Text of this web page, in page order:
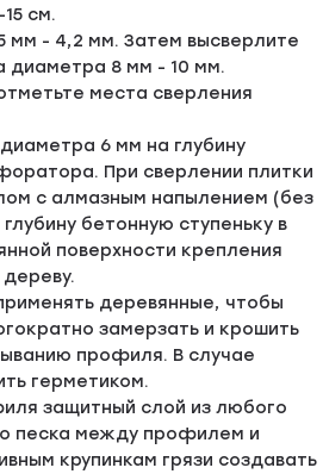
см.
мм - 4,2 мм. Затем высверлите
диаметра 8 мм - 10 мм.
места сверления
6 мм на глубину
При сверлении плитки
с алмазным напылением (без
бетонную ступеньку в
поверхности крепления
деревянные, чтобы
замерзать и крошить
профиля. В случае
герметиком.
защитный слой из любого
песка между профилем и
крупинкам грязи создавать